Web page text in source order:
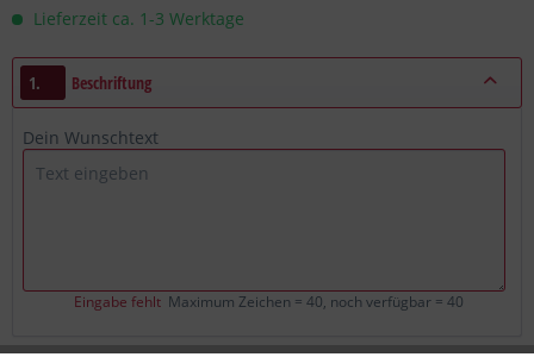
Lieferzeit ca. 1-3 Werktage
1. Beschriftung
Dein Wunschtext
Eingabe fehlt Maximum Zeichen = 40, noch verfügbar = 40